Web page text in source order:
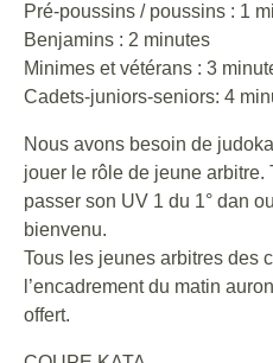
Pré-poussins / poussins : 1
Benjamins : 2 minutes
Minimes et vétérans : 3
Cadets-juniors-seniors: 4
Nous avons besoin de
jouer le rôle de jeune arbitre.
passer son UV 1 du 1° dan
bienvenu.
Tous les jeunes arbitres des
l’encadrement du matin
offert.